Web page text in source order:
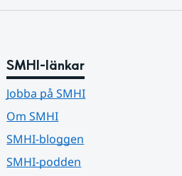
SMHI-länkar
Jobba på SMHI
Om SMHI
SMHI-bloggen
SMHI-podden